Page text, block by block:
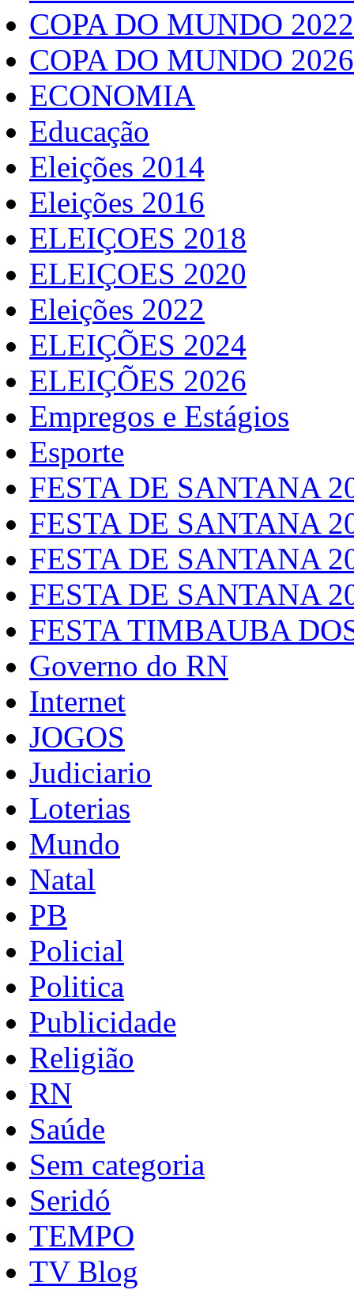
COPA DO MUNDO
COPA DO MUNDO 2026
ECONOMIA
Educação
Eleições 2014
Eleições 2016
ELEIÇOES 2018
ELEIÇOES 2020
Eleições 2022
ELEIÇÕES 2024
ELEIÇÕES 2026
Empregos e Estágios
Esporte
FESTA DE SANTANA
FESTA DE SANTANA
FESTA DE SANTANA
FESTA DE SANTANA
FESTA TIMBAUBA
Governo do RN
Internet
JOGOS
Judiciario
Loterias
Mundo
Natal
PB
Policial
Politica
Publicidade
Religião
RN
Saúde
Sem categoria
Seridó
TEMPO
TV Blog